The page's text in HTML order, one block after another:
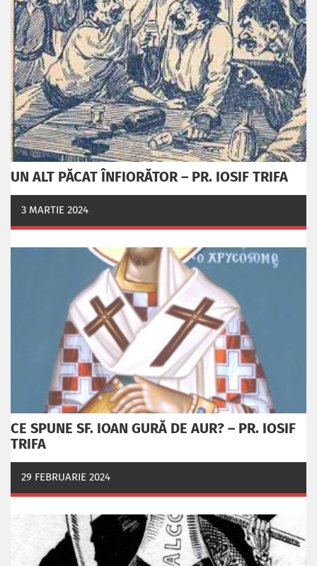
UN ALT PĂCAT ÎNFIORĂTOR – PR. IOSIF TRIFA
3 MARTIE 2024
CE SPUNE SF. IOAN GURĂ DE AUR? – PR. IOSIF
TRIFA
29 FEBRUARIE 2024